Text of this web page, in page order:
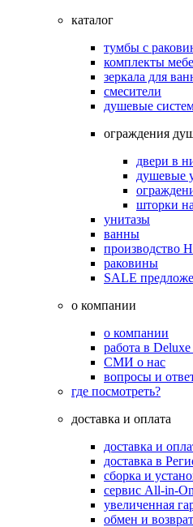
каталог
тумбы с
комплекты
зеркала для
смесители
душевые
ограждения
двери в
душевые
шторки
унитазы
ванны
раковины
SALE
о компании
о компании
работа в
СМИ о нас
вопросы и
где посмотреть?
доставка и оплата
доставка и
доставка в
сборка и
сервис All-in-
увеличенная
обмен и возврат